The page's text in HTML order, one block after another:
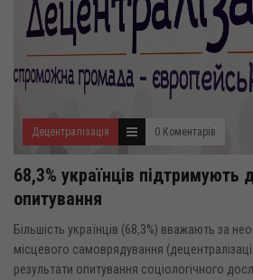
Децентралізація 0 Коментарів
68,3% українців підтримують
опитування
Більшість українців (68,3%) вважають за
місцевого самоврядування
результати опитування соціологічного